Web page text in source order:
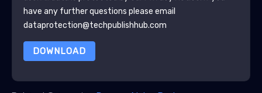
have any further questions please email
dataprotection@techpublishhub.com
DOWNLOAD